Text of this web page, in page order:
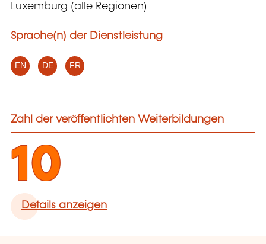
Luxemburg (alle Regionen)
Sprache(n) der Dienstleistung
EN DE FR
Zahl der veröffentlichten Weiterbildungen
10
Details anzeigen